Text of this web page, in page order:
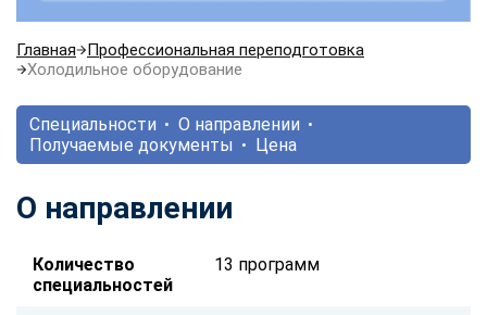
Главная
Профессиональная переподготовка
Холодильное оборудование
Специальности
О направлении
Получаемые документы
Цена
О направлении
Количество
специальностей
13 программ